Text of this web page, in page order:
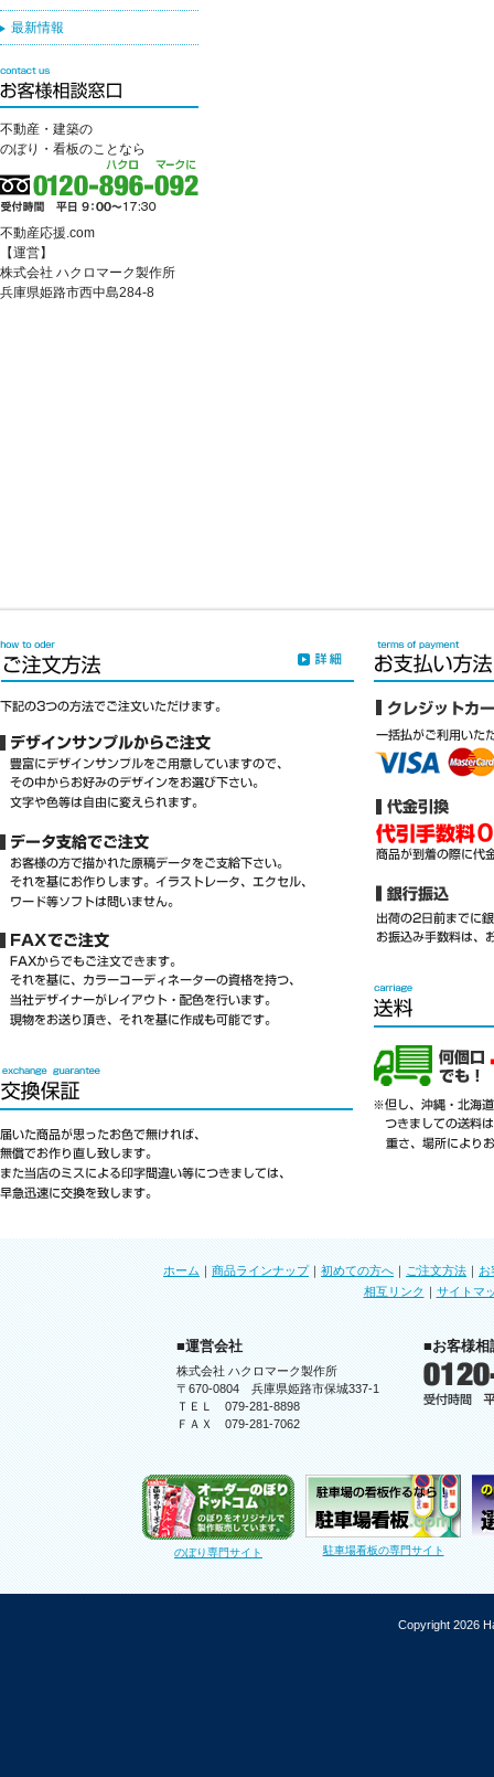
最新情報
不動産・建築の
のぼり・看板のことなら
不動産応援.com
【運営】
株式会社 ハクロマーク製作所
兵庫県姫路市西中島284-8
ホーム ｜ 商品ラインナップ｜ 初めての方へ ｜ ご注文方法 ｜ お
相互リンク ｜ サイトマ
■運営会社
株式会社 ハクロマーク製作所
〒670-0804 兵庫県姫路市保城337-1
ＴＥＬ 079-281-8898
ＦＡＸ 079-281-7062
■お客様相
のぼり専門サイト 駐車場看板の専門サイト
Copyright 2026